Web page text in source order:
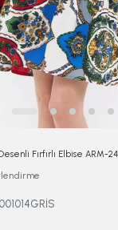
Fırfırlı Elbise ARM-